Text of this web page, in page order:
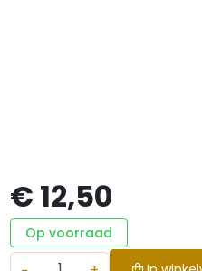
€ 12,50
Op voorraad